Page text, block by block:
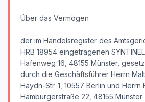
Über das Vermögen
der im Handelsregister des
HRB 18954 eingetragenen
Hafenweg 16, 48155 Münster,
durch die Geschäftsführer Herrn
Haydn-Str. 1, 10557 Berlin und Herrn
Hamburgerstraße 22, 48155 Münster